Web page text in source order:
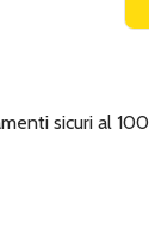
sicuri al